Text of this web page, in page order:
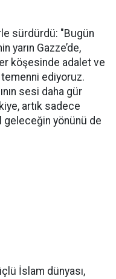
sürdürdü: "Bugün
yarın Gazze’de,
köşesinde adalet ve
temenni ediyoruz.
sesi daha gür
artık sadece
yönünü de
İslam dünyası,